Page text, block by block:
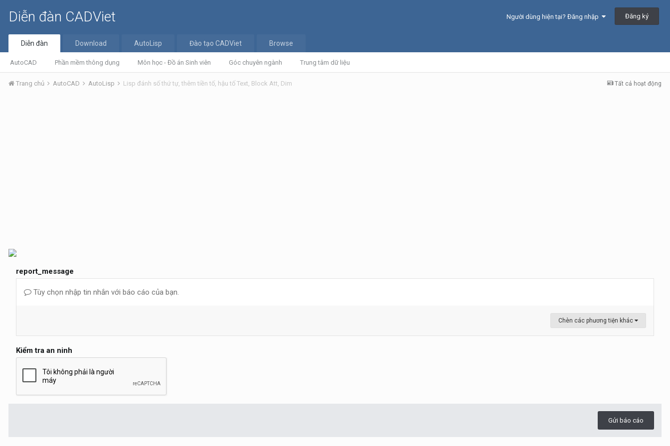
Diễn đàn CADViet Người dùng hiện tại? Đăng nhập Đăng ký
Diễn đàn
AutoCAD Phần mềm thông dụng Môn học - Đồ án Sinh viên Góc chuyên ngành Trung tâm dữ liệu
Download AutoLisp Đào tạo CADViet Browse
Tất cả hoạt động
Trang chủ AutoCAD AutoLisp Lisp đánh số thứ tự, thêm tiền tố, hậu tố Text, Block Att, Dim
report_message
Tùy chọn nhập tin nhắn với báo cáo của bạn.
Chèn các phương tiện khác
Kiểm tra an ninh
Gửi báo cáo